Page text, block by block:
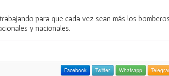
para que cada vez sean más los
y nacionales.
Facebook Twitter Whatsapp